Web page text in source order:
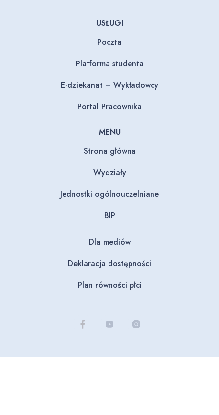
USŁUGI
Poczta
Platforma studenta
E-dziekanat – Wykładowcy
Portal Pracownika
MENU
Strona główna
Wydziały
Jednostki ogólnouczelniane
BIP
Dla mediów
Deklaracja dostępności
Plan równości płci